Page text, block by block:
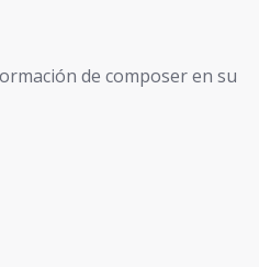
de composer en su